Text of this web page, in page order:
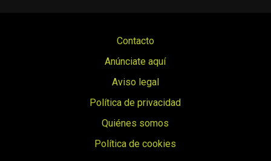
Contacto
Anúnciate aquí
Aviso legal
Política de privacidad
Quiénes somos
Política de cookies